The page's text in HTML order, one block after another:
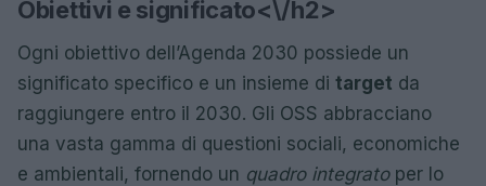
Obiettivi e significato<\/h2>
Ogni obiettivo dell’Agenda 2030 possiede un
significato specifico e un insieme di target da
raggiungere entro il 2030. Gli OSS abbracciano
una vasta gamma di questioni sociali, economiche
e ambientali, fornendo un quadro integratoper lo